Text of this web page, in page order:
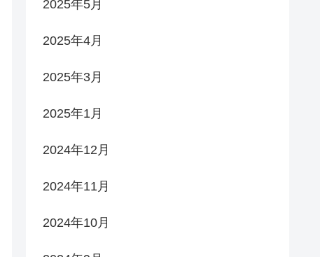
2025年5月
2025年4月
2025年3月
2025年1月
2024年12月
2024年11月
2024年10月